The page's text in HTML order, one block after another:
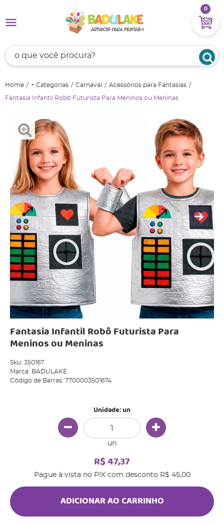
0
Home + Categorias Carnaval Acessórios para Fantasias
Fantasia Infantil Robô Futurista Para Meninos ou Meninas
Fantasia Infantil Robô Futurista Para
Meninos ou Meninas
Sku: 350167
Marca: BADULAKE
Código de Barras: 7700003501674
Unidade: un
un
R$ 47,37
Pague à vista no PIX com desconto R$ 45,00
ADICIONAR AO CARRINHO